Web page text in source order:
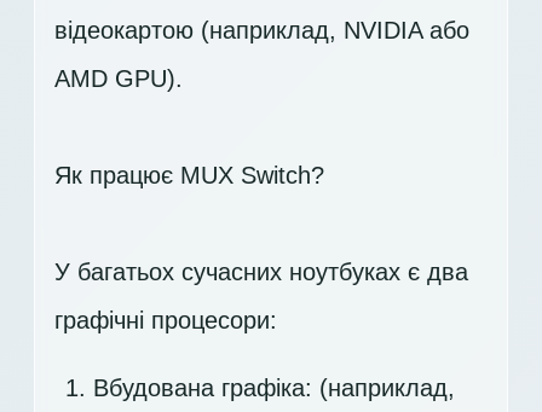
відеокартою (наприклад, NVIDIA або
AMD GPU).
Як працює MUX Switch?
У багатьох сучасних ноутбуках є два
графічні процесори:
Вбудована графіка: (наприклад,